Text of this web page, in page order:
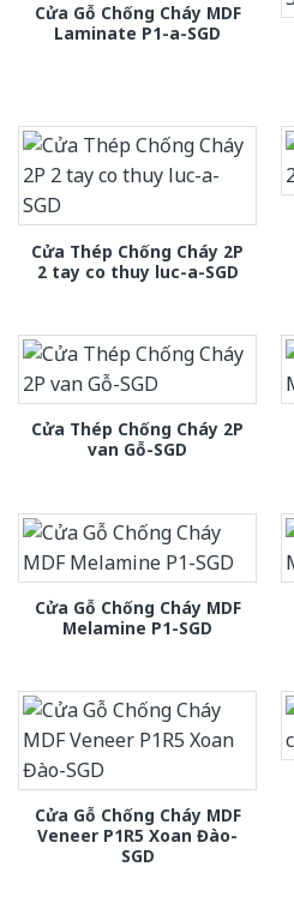
Cửa Gỗ Chống Cháy MDF
Laminate P1-a-SGD
Cửa Thép Chống Cháy 2P
2 tay co thuy luc-a-SGD
Cửa Thép Chống Cháy 2P
van Gỗ-SGD
Cửa Gỗ Chống Cháy MDF
Melamine P1-SGD
Cửa Gỗ Chống Cháy MDF
Veneer P1R5 Xoan Đào-
SGD